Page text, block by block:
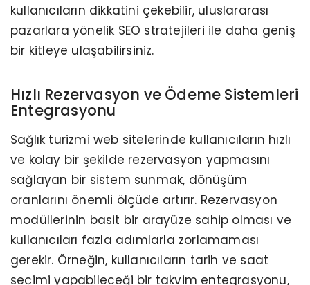
kullanıcıların dikkatini çekebilir, uluslararası
pazarlara yönelik SEO stratejileri ile daha geniş
bir kitleye ulaşabilirsiniz.
Hızlı Rezervasyon ve Ödeme Sistemleri
Entegrasyonu
Sağlık turizmi web sitelerinde kullanıcıların hızlı
ve kolay bir şekilde rezervasyon yapmasını
sağlayan bir sistem sunmak, dönüşüm
oranlarını önemli ölçüde artırır. Rezervasyon
modüllerinin basit bir arayüze sahip olması ve
kullanıcıları fazla adımlarla zorlamaması
gerekir. Örneğin, kullanıcıların tarih ve saat
seçimi yapabileceği bir takvim entegrasyonu,